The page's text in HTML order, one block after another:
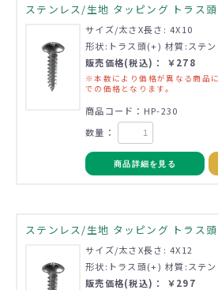
ステンレス/生地 タッピング トラス
サイズ/太さX長さ: 4X10
形状:トラス頭(+) 材質:ステ
販売価格(税込)： ￥278
※本数により価格が異なる商品
での価格となります。
商品コード：HP-230
数量：
商品詳細を見る
ステンレス/生地 タッピング トラス
サイズ/太さX長さ: 4X12
形状:トラス頭(+) 材質:ステ
販売価格(税込)： ￥297